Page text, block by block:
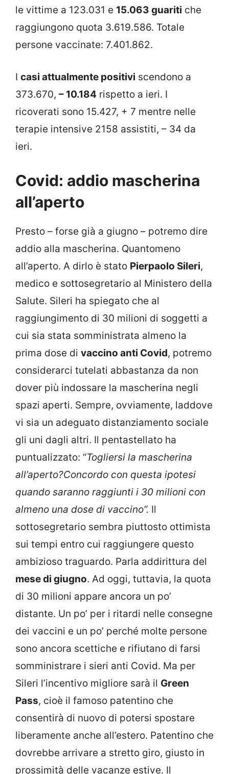
le vittime a 123.031 e 15.063 guariti che
raggiungono quota 3.619.586. Totale
persone vaccinate: 7.401.862.
I casi attualmente positivi scendono a
373.670, – 10.184 rispetto a ieri. I
ricoverati sono 15.427, + 7 mentre nelle
terapie intensive 2158 assistiti, – 34 da
ieri.
Covid: addio mascherina
all’aperto
Presto – forse già a giugno – potremo dire
addio alla mascherina. Quantomeno
all’aperto. A dirlo è stato Pierpaolo Sileri,
medico e sottosegretario al Ministero della
Salute. Sileri ha spiegato che al
raggiungimento di 30 milioni di soggetti a
cui sia stata somministrata almeno la
prima dose di vaccino anti Covid, potremo
considerarci tutelati abbastanza da non
dover più indossare la mascherina negli
spazi aperti. Sempre, ovviamente, laddove
vi sia un adeguato distanziamento sociale
gli uni dagli altri. Il pentastellato ha
puntualizzato: “Togliersi la mascherina
all’aperto?Concordo con questa ipotesi
quando saranno raggiunti i 30 milioni con
almeno una dose di vaccino”. Il
sottosegretario sembra piuttosto ottimista
sui tempi entro cui raggiungere questo
ambizioso traguardo. Parla addirittura del
mese di giugno. Ad oggi, tuttavia, la quota
di 30 milioni appare ancora un po’
distante. Un po’ per i ritardi nelle consegne
dei vaccini e un po’ perché molte persone
sono ancora scettiche e rifiutano di farsi
somministrare i sieri anti Covid. Ma per
Sileri l’incentivo migliore sarà il Green
Pass, cioè il famoso patentino che
consentirà di nuovo di potersi spostare
liberamente anche all’estero. Patentino che
dovrebbe arrivare a stretto giro, giusto in
prossimità delle vacanze estive. Il